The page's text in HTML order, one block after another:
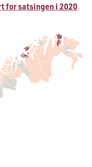
for satsingen i 2020.